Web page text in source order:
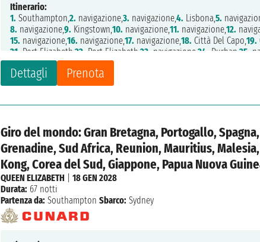
Dettagli Prenota
Itinerario:
1. Southampton,2. navigazione,3. navigazione,4. Lisbona,5.
8. navigazione,9. Kingstown,10. navigazione,11. navigazione,12.
15. navigazione,16. navigazione,17. navigazione,18. Città Del Capo,19.
21. Port Elizabeth,22. Port Elizabeth,23. navigazione,24. Durban,25.
28.Saint Denis,29.Port Louis,
35.navigazione, 36.navigazione,
42.navigazione,43.Hong Kong,
Giro del mondo: Gran Bretagna, Portogallo,
Grenadine, Sud Africa, Reunion, Mauritius,
Kong, Corea del Sud, Giappone, Papua Nuova
QUEEN ELIZABETH |18 GEN 2028
Durata: 67 notti
Partenza da: Southampton Sbarco: Sydney